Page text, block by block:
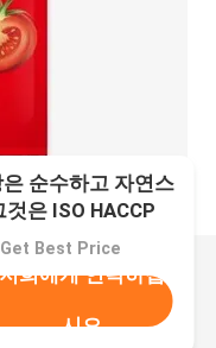
순수하고 자연스
은 ISO HACCP
Get Best Price
희에게 연락하십
시오